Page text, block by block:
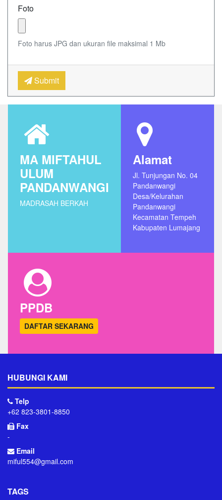
Foto
Foto harus JPG dan ukuran file maksimal 1 Mb
Submit
MA MIFTAHUL
ULUM
PANDANWANGI
MADRASAH BERKAH
Alamat
Jl. Tunjungan No. 04
Pandanwangi
Desa/Kelurahan
Pandanwangi
Kecamatan Tempeh
Kabupaten Lumajang
PPDB
DAFTAR SEKARANG
HUBUNGI KAMI
Telp
+62 823-3801-8850
Fax
-
Email
miful554@gmail.com
TAGS